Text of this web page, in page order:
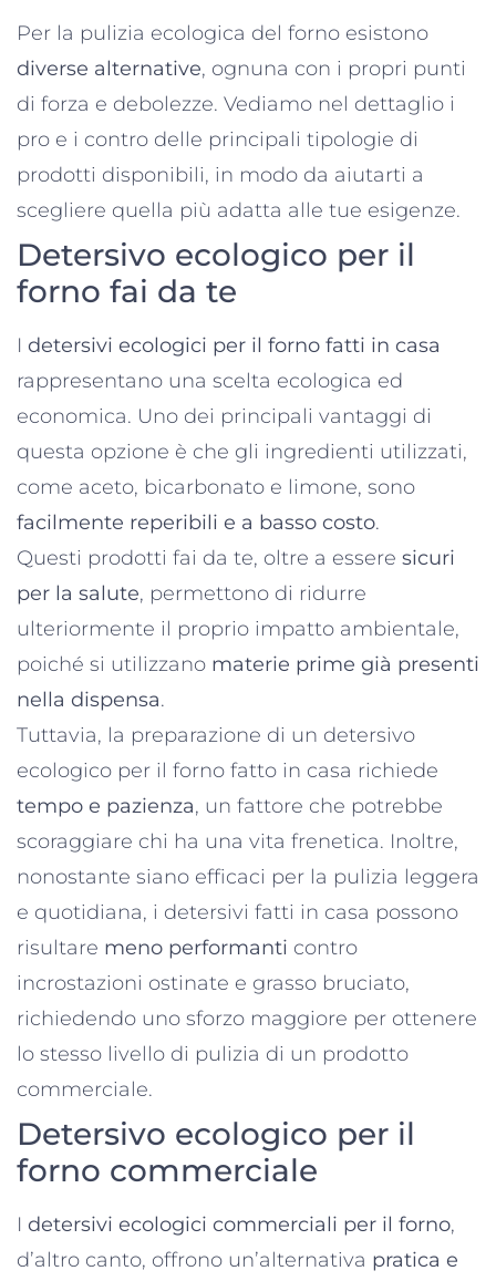
Per la pulizia ecologica del forno esistono
diverse alternative, ognuna con i propri punti
di forza e debolezze. Vediamo nel dettaglio i
pro e i contro delle principali tipologie di
prodotti disponibili, in modo da aiutarti a
scegliere quella più adatta alle tue esigenze.
Detersivo ecologico per il
forno fai da te
I detersivi ecologici per il forno fatti in casa
rappresentano una scelta ecologica ed
economica. Uno dei principali vantaggi di
questa opzione è che gli ingredienti utilizzati,
come aceto, bicarbonato e limone, sono
facilmente reperibili e a basso costo.
Questi prodotti fai da te, oltre a essere sicuri
per la salute, permettono di ridurre
ulteriormente il proprio impatto ambientale,
poiché si utilizzano materie prime già presenti
nella dispensa.
Tuttavia, la preparazione di un detersivo
ecologico per il forno fatto in casa richiede
tempo e pazienza, un fattore che potrebbe
scoraggiare chi ha una vita frenetica. Inoltre,
nonostante siano efficaci per la pulizia leggera
e quotidiana, i detersivi fatti in casa possono
risultare meno performanti contro
incrostazioni ostinate e grasso bruciato,
richiedendo uno sforzo maggiore per ottenere
lo stesso livello di pulizia di un prodotto
commerciale.
Detersivo ecologico per il
forno commerciale
I detersivi ecologici commerciali per il forno,
d’altro canto, offrono un’alternativa pratica e